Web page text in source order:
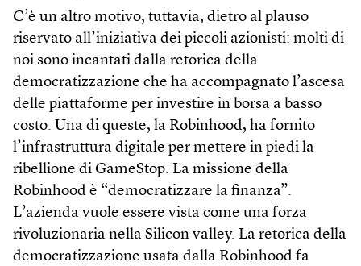
C’è un altro motivo, tuttavia, dietro al plauso
riservato all’iniziativa dei piccoli azionisti: molti di
noi sono incantati dalla retorica della
democratizzazione che ha accompagnato l’ascesa
delle piattaforme per investire in borsa a basso
costo. Una di queste, la Robinhood, ha fornito
l’infrastruttura digitale per mettere in piedi la
ribellione di GameStop. La missione della
Robinhood è “democratizzare la finanza”.
L’azienda vuole essere vista come una forza
rivoluzionaria nella Silicon valley. La retorica della
democratizzazione usata dalla Robinhood fa